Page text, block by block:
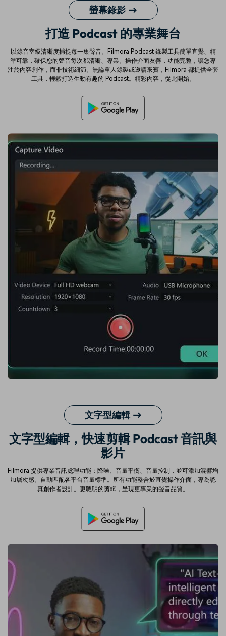
螢幕錄影 →
打造 Podcast 的專業舞台
以錄音室級清晰度捕捉每一集聲音。Filmora Podcast 錄製工具簡單直覺、精
準可靠，確保您的聲音每次都清晰、專業。操作介面友善，功能完整，讓您專
注於內容創作，而非技術細節。無論單人錄製或邀請來賓，Filmora 都提供全套
工具，輕鬆打造生動有趣的 Podcast。精彩內容，從此開始。
文字型編輯 →
文字型編輯，快速剪輯 Podcast 音訊與
影片
Filmora 提供專業音訊處理功能：降噪、音量平衡、音量控制，並可添加混響增
加層次感。自動匹配各平台音量標準。所有功能整合於直覺操作介面，專為認
真創作者設計。更聰明的剪輯，呈現更專業的聲音品質。